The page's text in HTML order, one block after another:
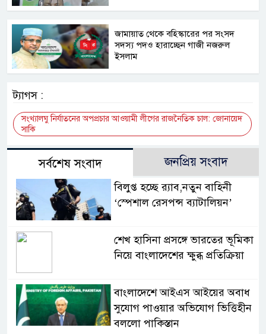
জামায়াত থেকে বহিস্কারের পর সংসদ
সদস্য পদও হারাচ্ছেন গাজী নজরুল
ইসলাম
ট্যাগস :
সংখ্যালঘু নির্যাতনের অপপ্রচার আওয়ামী লীগের রাজনৈতিক চাল: জোনায়েদ
সাকি
সর্বশেষ সংবাদ জনপ্রিয় সংবাদ
বিলুপ্ত হচ্ছে র‍্যাব,নতুন বাহিনী
‘স্পেশাল রেসপন্স ব্যাটালিয়ন’
শেখ হাসিনা প্রসঙ্গে ভারতের ভূমিকা
নিয়ে বাংলাদেশের ক্ষুব্ধ প্রতিক্রিয়া
বাংলাদেশে আইএস আইয়ের অবাধ
সুযোগ পাওয়ার অভিযোগ ভিত্তিহীন
বললো পাকিস্তান